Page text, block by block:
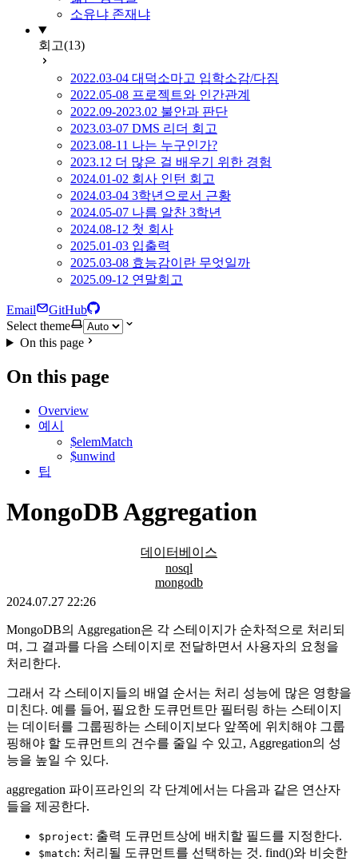
소유냐 존재냐
회고(13)
2022.03-04 대덕소마고 입학소감/다짐
2022.05-08 프로젝트와 인간관계
2022.09-2023.02 불안과 판단
2023.03-07 DMS 리더 회고
2023.08-11 나는 누구인가?
2023.12 더 많은 걸 배우기 위한 경험
2024.01-02 회사 인턴 회고
2024.03-04 3학년으로서 근황
2024.05-07 나름 알찬 3학년
2024.08-12 첫 회사
2025.01-03 입출력
2025.03-08 효능감이란 무엇일까
2025.09-12 연말회고
Email
GitHub
Select theme
On this page
On this page
Overview
예시
$elemMatch
$unwind
팁
MongoDB Aggregation
데이터베이스
nosql
mongodb
2024.07.27 22:26
MongoDB의 Aggregation은 각 스테이지가 순차적으로 처리되
며, 그 결과를 다음 스테이지로 전달하면서 사용자의 요청을
처리한다.
그래서 각 스테이지들의 배열 순서는 처리 성능에 많은 영향을
미친다. 예를 들어, 필요한 도큐먼트만 필터링 하는 스테이지
는 데이터를 그룹핑하는 스테이지보다 앞쪽에 위치해야 그룹
핑해야 할 도큐먼트의 건수를 줄일 수 있고, Aggregation의 성
능을 높일 수 있다.
aggregation 파이프라인의 각 단계에서는 다음과 같은 연산자
들을 제공한다.
$project: 출력 도큐먼트상에 배치할 필드를 지정한다.
$match: 처리될 도큐먼트를 선택하는 것. find()와 비슷한